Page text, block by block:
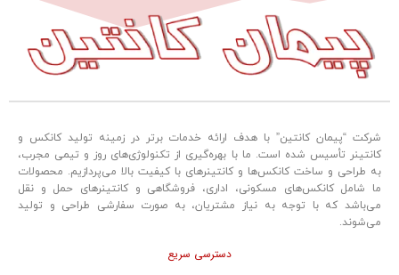
شرکت “پیمان کانتین” با هدف ارائه خدمات برتر در زمینه تولید کانکس و
کانتینر تأسیس شده است. ما با بهره‌گیری از تکنولوژی‌های روز و تیمی مجرب،
به طراحی و ساخت کانکس‌ها و کانتینرهای با کیفیت بالا می‌پردازیم. محصولات
ما شامل کانکس‌های مسکونی، اداری، فروشگاهی و کانتینرهای حمل و نقل
می‌باشد که با توجه به نیاز مشتریان، به صورت سفارشی طراحی و تولید
می‌شوند.
دسترسی سریع